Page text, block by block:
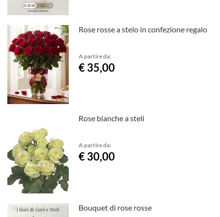
Rose rosse a stelo in confezione regalo
A partire da:
€ 35,00
Rose bianche a steli
A partire da:
€ 30,00
Bouquet di rose rosse